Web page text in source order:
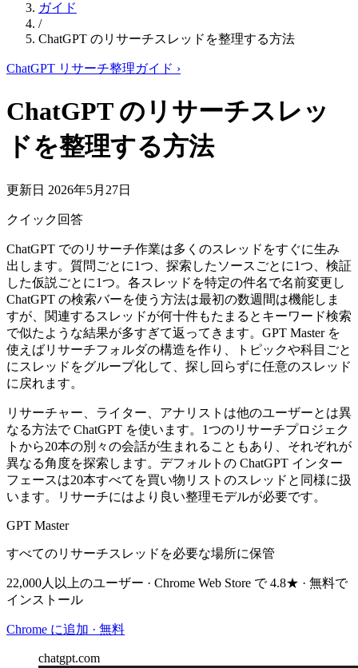
ガイド
/
ChatGPT のリサーチスレッドを整理する方法
ChatGPT リサーチ整理ガイド ›
ChatGPT のリサーチスレッ
ドを整理する方法
更新日 2026年5月27日
クイック回答
ChatGPT でのリサーチ作業は多くのスレッドをすぐに生み
出します。質問ごとに1つ、探索したソースごとに1つ、検証
した仮説ごとに1つ。各スレッドを特定の件名で名前変更し
ChatGPT の検索バーを使う方法は最初の数週間は機能しま
すが、関連するスレッドが何十件もたまるとキーワード検索
で似たような結果が多すぎて返ってきます。GPT Master を
使えばリサーチフォルダの構造を作り、トピックや科目ごと
にスレッドをグループ化して、探し回らずに任意のスレッド
に戻れます。
リサーチャー、ライター、アナリストは他のユーザーとは異
なる方法で ChatGPT を使います。1つのリサーチプロジェク
トから20本の別々の会話が生まれることもあり、それぞれが
異なる角度を探索します。デフォルトの ChatGPT インター
フェースは20本すべてを買い物リストのスレッドと同様に扱
います。リサーチにはより良い整理モデルが必要です。
GPT Master
すべてのリサーチスレッドを必要な場所に保管
22,000人以上のユーザー · Chrome Web Store で 4.8★ · 無料で
インストール
Chrome に追加 · 無料
chatgpt.com